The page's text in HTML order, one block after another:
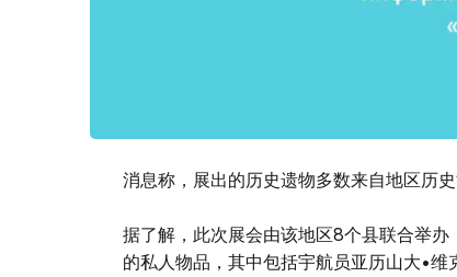
消息称，展出的历史遗物多数来自地区历史
据了解，此次展会由该地区8个县联合举
的私人物品，其中包括宇航员亚历山大•